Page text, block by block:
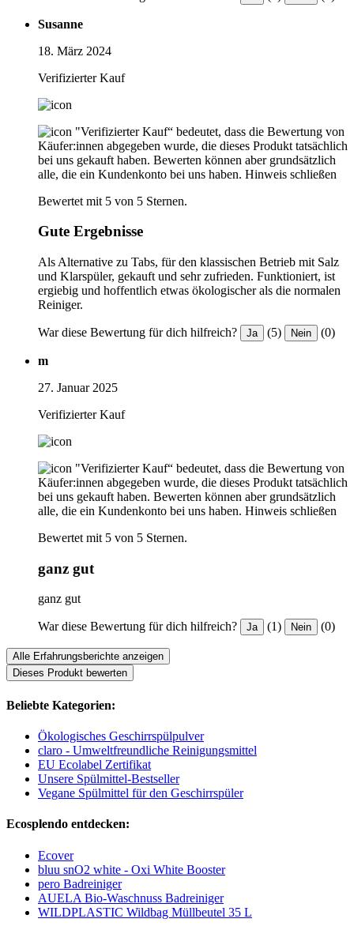
Susanne
18. März 2024
Verifizierter Kauf
"Verifizierter Kauf“ bedeutet, dass die Bewertung von
Käufer:innen abgegeben wurde, die dieses Produkt tatsächlich
bei uns gekauft haben. Bewerten können aber grundsätzlich
alle, die ein Kundenkonto bei uns haben. Hinweis schließen
Bewertet mit 5 von 5 Sternen.
Gute Ergebnisse
Als Alternative zu Tabs, für den klassischen Betrieb mit Salz
und Klarspüler, gekauft und sehr zufrieden. Funktioniert, ist
ergiebig und hoffentlich etwas ökologischer als die normalen
Reiniger.
War diese Bewertung für dich hilfreich? Ja (5) Nein (0)
m
27. Januar 2025
Verifizierter Kauf
"Verifizierter Kauf“ bedeutet, dass die Bewertung von
Käufer:innen abgegeben wurde, die dieses Produkt tatsächlich
bei uns gekauft haben. Bewerten können aber grundsätzlich
alle, die ein Kundenkonto bei uns haben. Hinweis schließen
Bewertet mit 5 von 5 Sternen.
ganz gut
ganz gut
War diese Bewertung für dich hilfreich? Ja (1) Nein (0)
Alle Erfahrungsberichte anzeigen
Dieses Produkt bewerten
Beliebte Kategorien:
Ökologisches Geschirrspülpulver
claro - Umweltfreundliche Reinigungsmittel
EU Ecolabel Zertifikat
Unsere Spülmittel-Bestseller
Vegane Spülmittel für den Geschirrspüler
Ecosplendo entdecken:
Ecover
bluu snO2 white - Oxi White Booster
pero Badreiniger
AUELA Bio-Waschnuss Badreiniger
WILDPLASTIC Wildbag Müllbeutel 35 L